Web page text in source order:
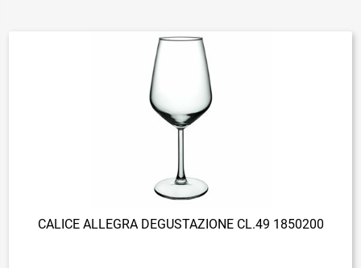
CALICE ALLEGRA DEGUSTAZIONE CL.49 1850200